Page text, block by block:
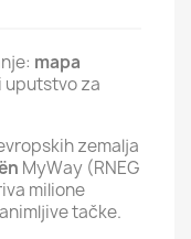
mapa
i uputstvo za
zemalja
MyWay (RNEG
milione
tačke.